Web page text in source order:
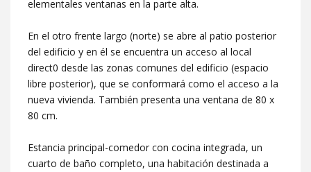
elementales ventanas en la parte alta.
En el otro frente largo (norte) se abre al patio posterior
del edificio y en él se encuentra un acceso al local
direct0 desde las zonas comunes del edificio (espacio
libre posterior), que se conformará como el acceso a la
nueva vivienda. También presenta una ventana de 80 x
80 cm.
Estancia principal-comedor con cocina integrada, un
cuarto de baño completo, una habitación destinada a